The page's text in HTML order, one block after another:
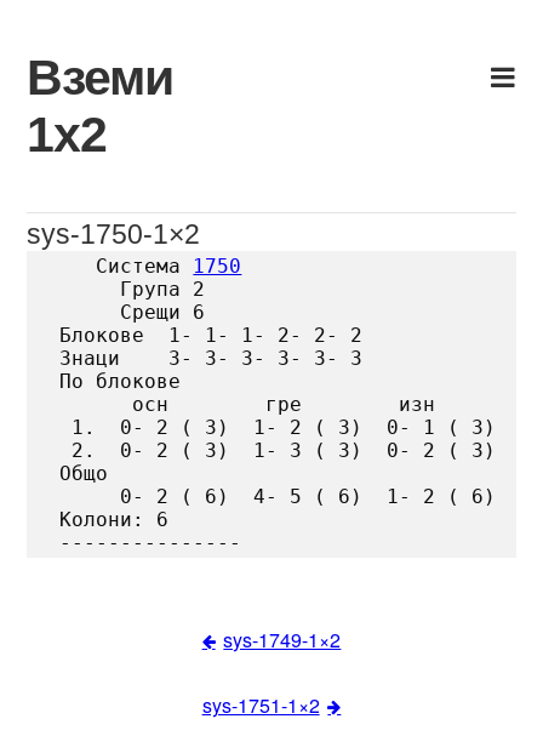
content
Вземи
1х2
sys-1750-1×2
   Система
1750
     Група 2
     Срещи 6
Блокове  1- 1- 1- 2- 2- 2
Знаци    3- 3- 3- 3- 3- 3
По блокове
      осн        гре        изн
1.  0- 2 ( 3)  1- 2 ( 3)  0- 1 ( 3)
2.  0- 2 ( 3)  1- 3 ( 3)  0- 2 ( 3)
Общо
     0- 2 ( 6)  4- 5 ( 6)  1- 2 ( 6)
Колони: 6
sys-1749-1×2
sys-1751-1×2